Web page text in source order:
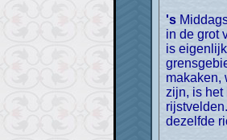
's Middags laat gaan we nog naar de Killing Caves, een door de Rode Khmer gebruikte grot om slachtoffers in te dumpen. Nu zie je
in de grot
is
makaken,
zijn, is het
dezelfde